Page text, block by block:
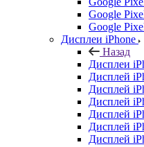
Google
Google
Дисплеи iPhone
Назад
Дисплеи
Дисплей
Дисплей
Дисплей
Дисплей
Дисплей
Дисплей